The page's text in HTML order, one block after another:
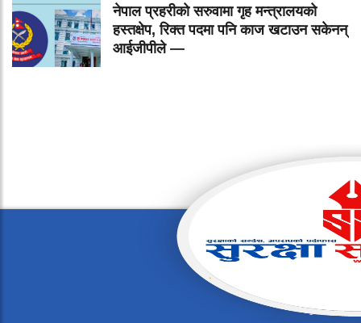
नेपाल प्रहरीको सरुवामा गृह मन्त्रालयको
हस्तक्षेप, रिक्त पदमा पनि काज खटाउन सकेनन्
आईजीपीले —